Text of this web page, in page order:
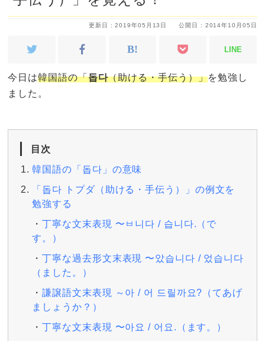
公開日 : 2014年10月05日
更新日 : 2019年05月13日
LINE
今日は韓国語の「돕다（助ける・手伝う）」を勉強し
ました。
目次
韓国語の「돕다」の意味
「돕다 トプダ（助ける・手伝う）」の例文を
勉強する
丁寧な文末表現 〜ㅂ니다 / 습니다.（で
す。）
丁寧な過去形文末表現 〜았습니다 / 었습니다
（ました。）
謙譲語文末表現 ～아 / 어 드릴까요?（てあげ
ましょうか？）
丁寧な文末表現 〜아요 / 어요.（ます。）